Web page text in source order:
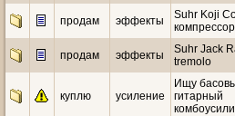
продам эффекты
Suhr Koji
компрессор
продам эффекты
Suhr Jack
tremolo
куплю усиление
Ищу
гитарный